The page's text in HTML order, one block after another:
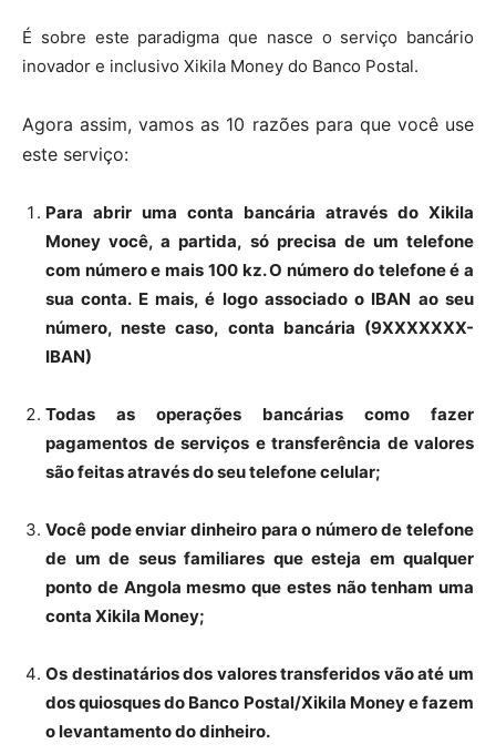
É sobre este paradigma que nasce o serviço bancário
inovador e inclusivo Xikila Money do Banco Postal.
Agora assim, vamos as 10 razões para que você use
este serviço:
Para abrir uma conta bancária através do Xikila
Money você, a partida, só precisa de um telefone
com número e mais 100 kz. O número do telefone é a
sua conta. E mais, é logo associado o IBAN ao seu
número, neste caso, conta bancária (9XXXXXXX-
IBAN)
Todas as operações bancárias como fazer
pagamentos de serviços e transferência de valores
são feitas através do seu telefone celular;
Você pode enviar dinheiro para o número de telefone
de um de seus familiares que esteja em qualquer
ponto de Angola mesmo que estes não tenham uma
conta Xikila Money;
Os destinatários dos valores transferidos vão até um
dos quiosques do Banco Postal/Xikila Money e fazem
o levantamento do dinheiro.